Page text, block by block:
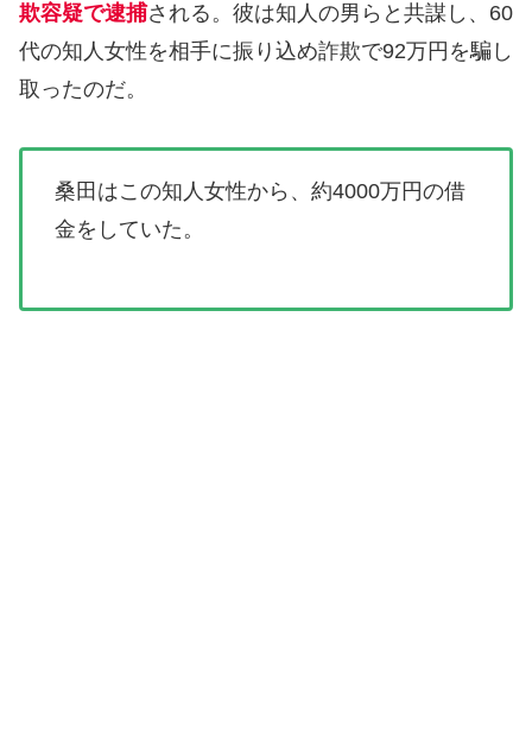
欺容疑で逮捕される。彼は知人の男らと共謀し、60
代の知人女性を相手に振り込め詐欺で92万円を騙し
取ったのだ。
桑田はこの知人女性から、約4000万円の借
金をしていた。